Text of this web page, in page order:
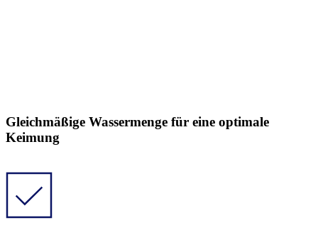
Gleichmäßige Wassermenge für eine optimale
Keimung